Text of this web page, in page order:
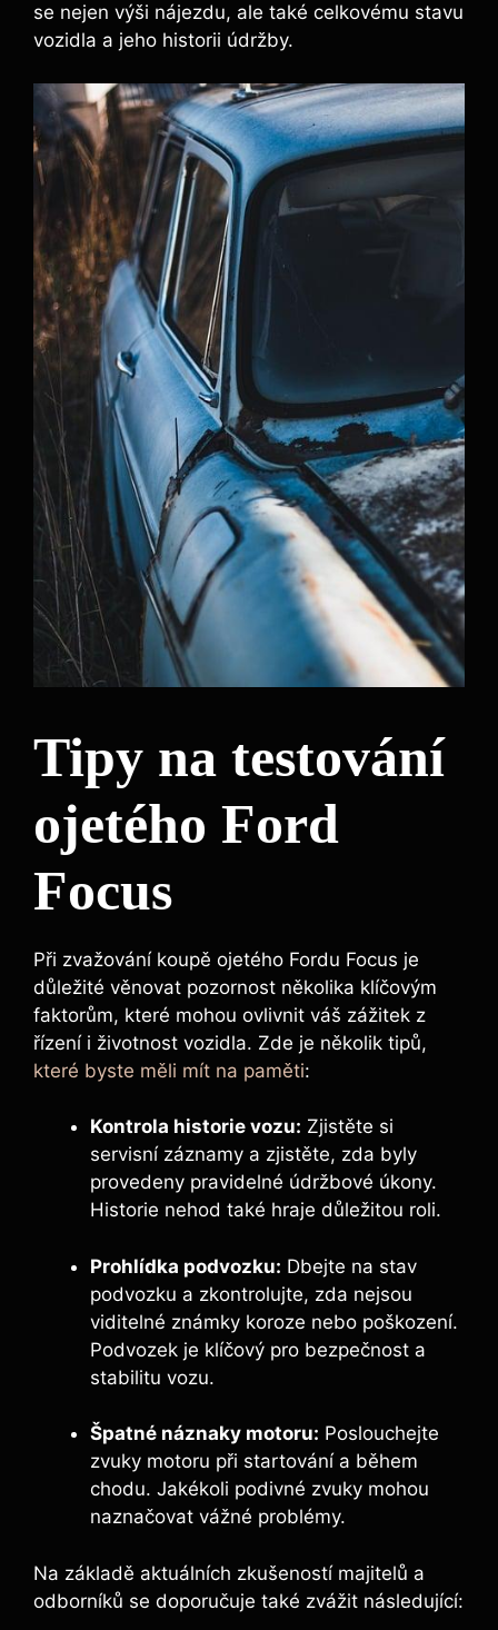
se nejen výši nájezdu, ale také celkovému stavu
vozidla a jeho historii údržby.
Tipy na testování
ojetého Ford
Focus
Při zvažování koupě ojetého Fordu Focus je
důležité věnovat pozornost několika klíčovým
faktorům, které mohou ovlivnit váš zážitek z
řízení i životnost vozidla. Zde je několik tipů,
které byste měli mít na paměti:
Kontrola historie vozu: Zjistěte si
servisní záznamy a zjistěte, zda byly
provedeny pravidelné údržbové úkony.
Historie nehod také hraje důležitou roli.
Prohlídka podvozku: Dbejte na stav
podvozku a zkontrolujte, zda nejsou
viditelné známky koroze nebo poškození.
Podvozek je klíčový pro bezpečnost a
stabilitu vozu.
Špatné náznaky motoru: Poslouchejte
zvuky motoru při startování a během
chodu. Jakékoli podivné zvuky mohou
naznačovat vážné problémy.
Na základě aktuálních zkušeností majitelů a
odborníků se doporučuje také zvážit následující: